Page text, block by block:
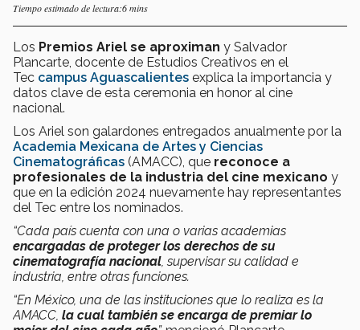
Tiempo estimado de lectura:6 mins
Los Premios Ariel se aproximan y Salvador
Plancarte, docente de Estudios Creativos en el
Tec campus Aguascalientes explica la importancia y
datos clave de esta ceremonia en honor al cine
nacional.
Los Ariel son galardones entregados anualmente por la
Academia Mexicana de Artes y Ciencias
Cinematográficas (AMACC), que reconoce a
profesionales de la industria del cine mexicano y
que en la edición 2024 nuevamente hay representantes
del Tec entre los nominados.
“Cada país cuenta con una o varias academias
encargadas de proteger los derechos de su
cinematografía nacional , supervisar su calidad e
industria, entre otras funciones.
“En México, una de las instituciones que lo realiza es la
AMACC, la cual también se encarga de premiar lo